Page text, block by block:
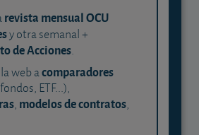
revista mensual OCU
y otra semanal +
de Acciones.
web acomparadores
ETF...),
, modelos de contratos,